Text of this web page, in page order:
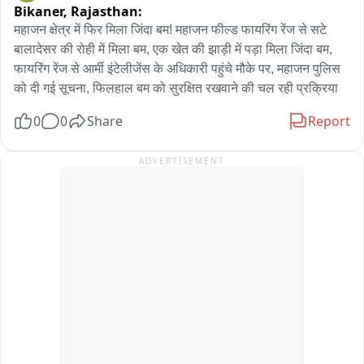
पुलिस ने तकनीकी साक्ष्य और पूछताछ के आधार पर तीनों को गिरफ्तार कर
लिया। उनके पास से मृतिका का मोबाइल भी बरामद हुआ है।
Bikaner, Rajasthan:
महाजन क्षेत्र में फिर मिला जिंदा बम! महाजन फील्ड फायरिंग रेंज से सटे
बालादेसर की रोही में मिला बम, एक खेत की झाड़ी में पड़ा मिला जिंदा बम,
फायरिंग रेंज से आर्मी इंटेलीजेंस के अधिकारी पहुंचे मौके पर, महाजन पुलिस
को दी गई सूचना, फिलहाल बम को सुरक्षित रखवाने की चल रही प्रक्रिया
0 0 Share Report
ADVERTISEMENT